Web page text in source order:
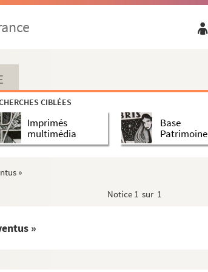
CIBLÉES
Imprimés
multimédia
Base
Patrimoine
»
Notice 1 sur 1
»
et Novi Testamenti, ordine alphabetico, retro...
sancti Augustini, conventus Baiocensis, ...
cujusque anni, Paschae, Pentecostes, etc......